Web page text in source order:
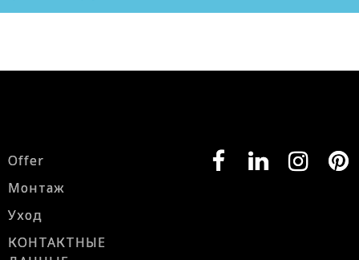
Offer
Монтаж
Уход
КОНТАКТНЫЕ